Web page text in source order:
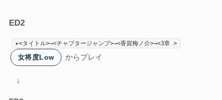
ED2
▸<タイトル>→<チャプタージャンプ>→<香賀梅ノ介>→<3章 >
女将度Low からプレイ
↓